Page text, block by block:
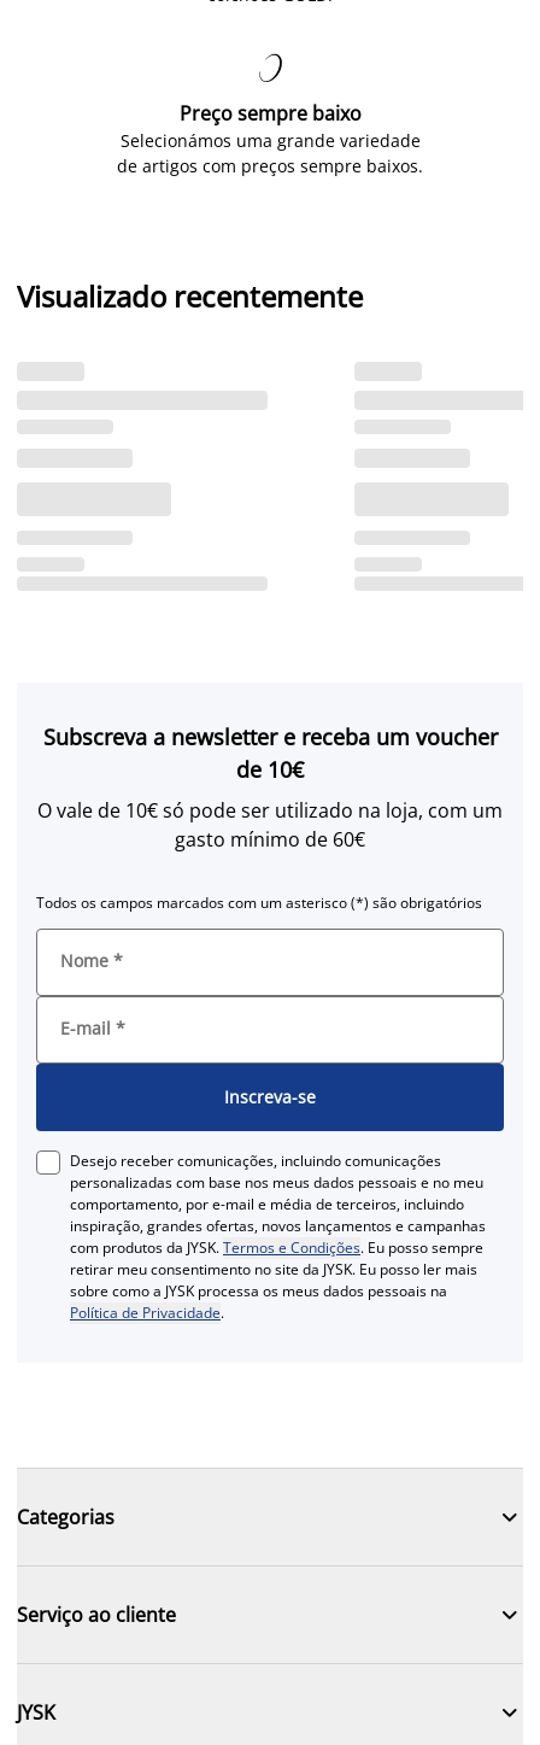

Preço sempre baixo
Selecionámos uma grande variedade
de artigos com preços sempre baixos.
Visualizado recentemente
Subscreva a newsletter e receba um voucher
de 10€
O vale de 10€ só pode ser utilizado na loja, com um
gasto mínimo de 60€
Todos os campos marcados com um asterisco (*) são obrigatórios
Nome *
E-mail *
Inscreva-se
Desejo receber comunicações, incluindo comunicações
personalizadas com base nos meus dados pessoais e no meu
comportamento, por e-mail e média de terceiros, incluindo
inspiração, grandes ofertas, novos lançamentos e campanhas
com produtos da JYSK.Termos e Condições. Eu posso sempre
retirar meu consentimento no site da JYSK. Eu posso ler mais
sobre como a JYSK processa os meus dados pessoais na
Política de Privacidade.
Categorias 
Serviço ao cliente 
JYSK 